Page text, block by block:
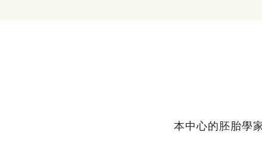
本中心的胚胎學